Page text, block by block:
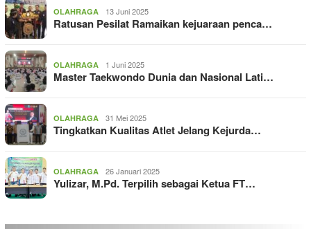
OLAHRAGA 13 Juni 2025
Ratusan Pesilat Ramaikan kejuaraan penca…
OLAHRAGA 1 Juni 2025
Master Taekwondo Dunia dan Nasional Lati…
OLAHRAGA 31 Mei 2025
Tingkatkan Kualitas Atlet Jelang Kejurda…
OLAHRAGA 26 Januari 2025
Yulizar, M.Pd. Terpilih sebagai Ketua FT…